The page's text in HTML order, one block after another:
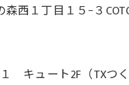
西１丁目１５−３
キュート2F（TXつく